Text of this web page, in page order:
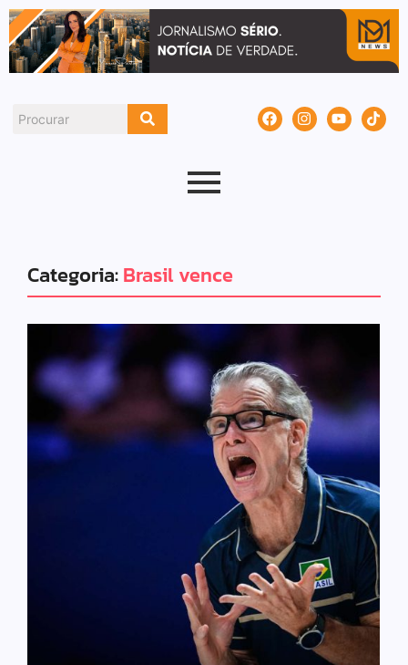
Categoria:Brasil vence